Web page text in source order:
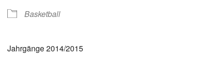
Basketball
Jahrgänge 2014/2015